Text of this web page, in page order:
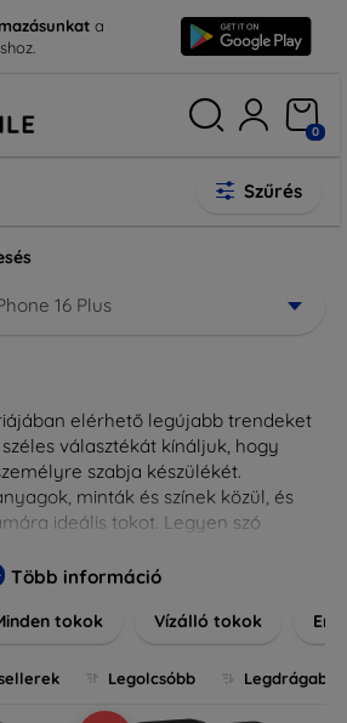
a
0
Szűrés
16 Plus
elérhető legújabb trendeket
választékát kínáljuk, hogy
szabja készülékét.
minták és színek közül, és
ideális tokot. Legyen szó
mindenki megtalálja a stílusához
eszközeit a tökéletes tokkal!
Több információ
tokok Vízálló tokok
Legolcsóbb Legdrágabb